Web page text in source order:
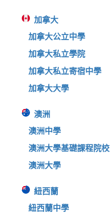
加拿大
加拿大公立中學
加拿大私立學院
加拿大私立寄宿中學
加拿大大學
澳洲
澳洲中學
澳洲大學基礎課程院校
澳洲大學
紐西蘭
紐西蘭中學